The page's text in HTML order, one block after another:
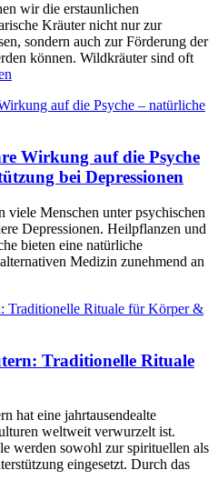
wir die erstaunlichen
Kräuter nicht nur zur
sondern auch zur Förderung der
können. Wildkräuter sind oft
Wirkung auf die Psyche
bei Depressionen
viele Menschen unter psychischen
Depressionen. Heilpflanzen und
bieten eine natürliche
Medizin zunehmend an
Traditionelle Rituale
hat eine jahrtausendealte
weltweit verwurzelt ist.
werden sowohl zur spirituellen als
eingesetzt. Durch das